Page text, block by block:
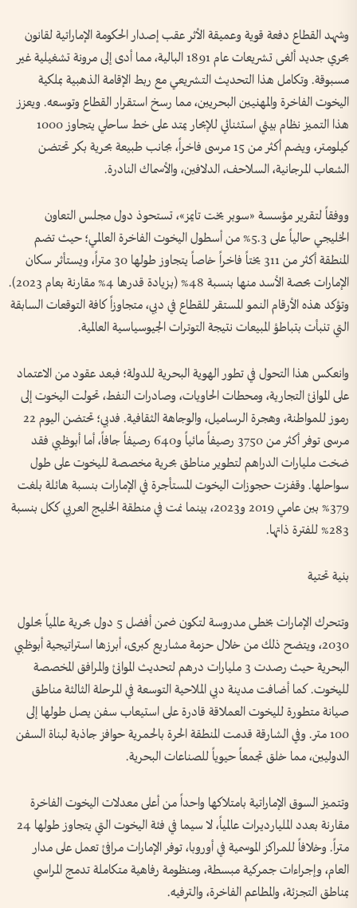
وشهد القطاع دفعة قوية وعميقة الأثر عقب إصدار الحكومة الإماراتية لقانون
بحري جديد ألغى تشريعات عام 1891 البالية، مما أدى إلى مرونة تشغيلية غير
مسبوقة. وتكامل هذا التحديث التشريعي مع ربط الإقامة الذهبية بملكية
اليخوت الفاخرة والمهنيين البحريين، مما رسخ استقرار القطاع وتوسعه. ويعزز
هذا التميز نظام بيئي استثنائي للإبحار يمتد على خط ساحلي يتجاوز 1000
كيلومتر، ويضم أكثر من 15 مرسى فاخراً، بجانب طبيعة بحرية بكر تحتضن
الشعاب المرجانية، السلاحف، الدلافين، والأسماك النادرة.
ووفقاً لتقرير مؤسسة «سوبر يخت تايمز»، تستحوذ دول مجلس التعاون
الخليجي حالياً على 5.3% من أسطول اليخوت الفاخرة العالمي؛ حيث تضم
المنطقة أكثر من 311 يختاً فاخراً خاصاً يتجاوز طولها 30 متراً، ويستأثر سكان
الإمارات بحصة الأسد منها بنسبة 48% (بزيادة قدرها 4% مقارنة بعام 2023).
وتؤكد هذه الأرقام النمو المستقر للقطاع في دبي، متجاوزاً كافة التوقعات السابقة
التي تنبأت بتباطؤ المبيعات نتيجة التوترات الجيوسياسية العالمية.
وانعكس هذا التحول في تطور الهوية البحرية للدولة؛ فبعد عقود من الاعتماد
على الموانئ التجارية، ومحطات الحاويات، وصادرات النفط، تحولت اليخوت إلى
رموز للمواطنة، وهجرة الرساميل، والوجاهة الثقافية. فدبي؛ تحتضن اليوم 22
مرسى توفر أكثر من 3750 رصيفاً مائياً و640 رصيفاً جافاً، أما أبوظبي فقد
ضخت مليارات الدراهم لتطوير مناطق بحرية مخصصة لليخوت على طول
سواحلها. وقفزت حجوزات اليخوت المستأجرة في الإمارات بنسبة هائلة بلغت
379% بين عامي 2019 و2023، بينما نمت في منطقة الخليج العربي ككل بنسبة
283% للفترة ذاتها.
بنية تحتية
وتتحرك الإمارات بخطى مدروسة لتكون ضمن أفضل 5 دول بحرية عالمياً بحلول
2030، ويتضح ذلك من خلال حزمة مشاريع كبرى، أبرزها استراتيجية أبوظبي
البحرية حيث رصدت 3 مليارات درهم لتحديث الموانئ والمرافق المخصصة
لليخوت. كما أضافت مدينة دبي الملاحية التوسعة في المرحلة الثالثة مناطق
صيانة متطورة لليخوت العملاقة قادرة على استيعاب سفن يصل طولها إلى
100 متر. وفي الشارقة قدمت المنطقة الحرة بالحمرية حوافز جاذبة لبناة السفن
الدوليين، مما خلق تجمعاً حيوياً للصناعات البحرية.
وتتميز السوق الإماراتية بامتلاكها واحداً من أعلى معدلات اليخوت الفاخرة
مقارنة بعدد المليارديرات عالمياً، لا سيما في فئة اليخوت التي يتجاوز طولها 24
متراً. وخلافاً للمراكز الموسمية في أوروبا، توفر الإمارات مرافئ تعمل على مدار
العام، وإجراءات جمركية مبسطة، ومنظومة رفاهية متكاملة تدمج المراسي
بمناطق التجزئة، والمطاعم الفاخرة، والترفيه.